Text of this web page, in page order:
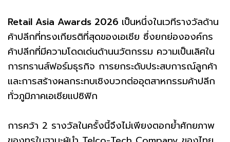
Retail Asia Awards 2026 เป็นหนึ่งในเวทีรางวัลด้าน
ค้าปลีกที่ทรงเกียรติที่สุดของเอเชีย ซึ่งยกย่ององค์กร
ค้าปลีกที่มีความโดดเด่นด้านนวัตกรรม ความเป็นเลิศใน
การทรานส์ฟอร์มธุรกิจ การยกระดับประสบการณ์ลูกค้า
และการสร้างผลกระทบเชิงบวกต่ออุตสาหกรรมค้าปลีก
ทั่วภูมิภาคเอเชียแปซิฟิก
การคว้า 2 รางวัลในครั้งนี้จึงไม่เพียงตอกย้ำศักยภาพ